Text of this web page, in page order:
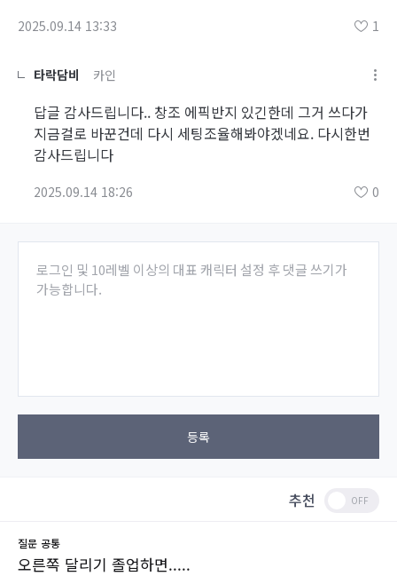
2025.09.14 13:33 1
타락담비 카인
답글 감사드립니다.. 창조 에픽반지 있긴한데 그거 쓰다가
지금걸로 바꾼건데 다시 세팅조율해봐야겠네요. 다시한번
감사드립니다
2025.09.14 18:26 0
로그인 및 10레벨 이상의 대표 캐릭터 설정 후 댓글 쓰기가
가능합니다.
등록
추천
질문 공통
오른쪽 달리기 졸업하면.....